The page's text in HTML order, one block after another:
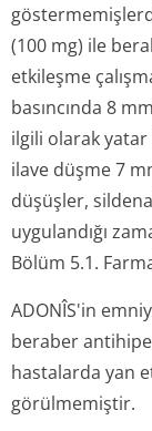
(100 mg) ile
etkileşme
basıncında 8
ilgili olarak yatar
ilave düşme 7
düşüşler,
uygulandığı
Bölüm 5.1.
ADONÎS'in
beraber
hastalarda yan
görülmemiştir.